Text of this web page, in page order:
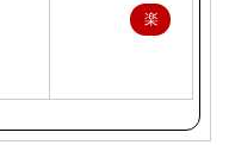
楽